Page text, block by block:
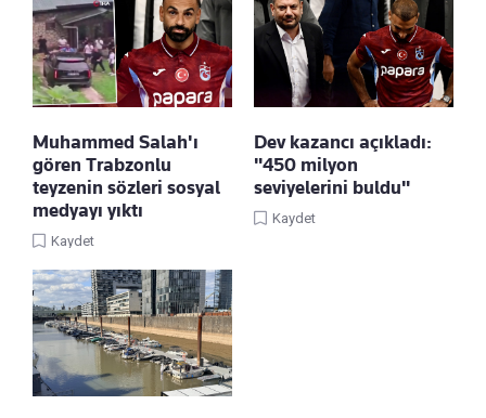
Muhammed Salah'ı
gören Trabzonlu
teyzenin sözleri sosyal
medyayı yıktı
Kaydet
Dev kazancı açıkladı:
"450 milyon
seviyelerini buldu"
Kaydet